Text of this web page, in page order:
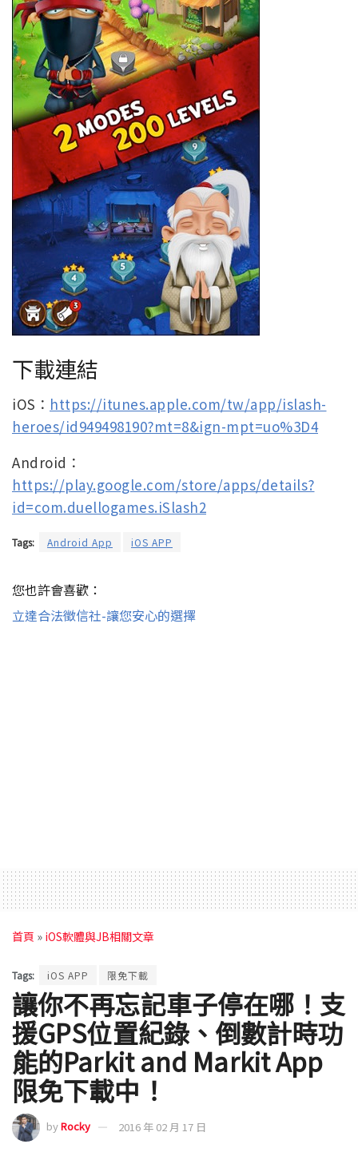
下載連結
iOS： https://itunes.apple.com/tw/app/islash-
heroes/id949498190?mt=8&ign-mpt=uo%3D4
Android：
https://play.google.com/store/apps/details?
id=com.duellogames.iSlash2
Tags: Android App iOS APP
您也許會喜歡：
立達合法徵信社-讓您安心的選擇
首頁 » iOS軟體與JB相關文章
Tags: iOS APP 限免下載
讓你不再忘記車子停在哪！支
援GPS位置紀錄、倒數計時功
能的Parkit and Markit App
限免下載中！
byRocky 2016 年 02 月 17 日